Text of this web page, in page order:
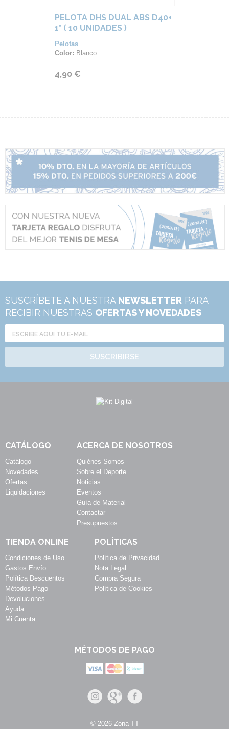
PELOTA DHS DUAL ABS D40+
1* ( 10 UNIDADES )
Pelotas
Color: Blanco
4,90 €
SUSCRÍBETE A NUESTRA NEWSLETTER PARA
RECIBIR NUESTRAS OFERTAS Y NOVEDADES
SUSCRIBIRSE
CATÁLOGO
Catálogo
Novedades
Ofertas
Liquidaciones
ACERCA DE NOSOTROS
Quiénes Somos
Sobre el Deporte
Noticias
Eventos
Guía de Material
Contactar
Presupuestos
TIENDA ONLINE
Condiciones de Uso
Gastos Envío
Política Descuentos
Métodos Pago
Devoluciones
Ayuda
Mi Cuenta
POLÍTICAS
Política de Privacidad
Nota Legal
Compra Segura
Política de Cookies
MÉTODOS DE PAGO
© 2026 Zona TT